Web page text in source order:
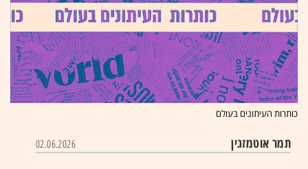
כותרות העיתונים בעולם
תמר אוטמזגין 02.06.2026